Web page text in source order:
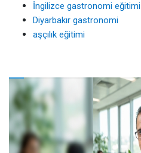
İngilizce gastronomi eğitimi
Diyarbakır gastronomi
aşçılık eğitimi